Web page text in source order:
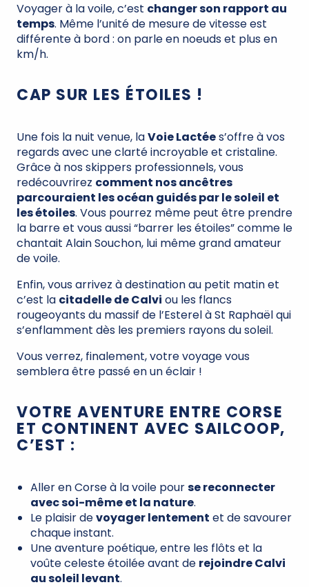
Voyager à la voile, c’est changer son rapport au
temps. Même l’unité de mesure de vitesse est
différente à bord : on parle en noeuds et plus en
km/h.
CAP SUR LES ÉTOILES !
Une fois la nuit venue, laVoie Lactées’offre à vos
regards avec une clarté incroyable et cristaline.
Grâce à nos skippers professionnels, vous
redécouvrirez comment nos ancêtres
parcouraient les océan guidés par le soleil et
les étoiles. Vous pourrez même peut être prendre
la barre et vous aussi “barrer les étoiles” comme le
chantait Alain Souchon, lui même grand amateur
de voile.
Enfin, vous arrivez à destination au petit matin et
c’est la citadelle de Calvi ou les flancs
rougeoyants du massif de l’Esterel à St Raphaël qui
s’enflamment dès les premiers rayons du soleil.
Vous verrez, finalement, votre voyage vous
semblera être passé en un éclair !
VOTRE AVENTURE ENTRE CORSE
ET CONTINENT AVEC SAILCOOP,
C’EST :
Aller en Corse à la voile pourse reconnecter
avec soi-même et la nature.
Le plaisir devoyager lentement et de savourer
chaque instant.
Une aventure poétique, entre les flôts et la
voûte celeste étoilée avant de rejoindre Calvi
au soleil levant.